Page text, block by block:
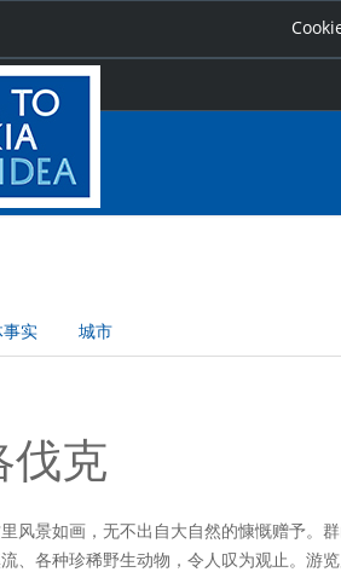
实 城市
伐克
风景如画，无不出自大自然的慷慨赠予。
、各种珍稀野生动物，令人叹为观止。游